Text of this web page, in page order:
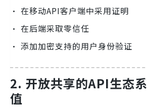
· 在移动API客户端中采用证明
· 在后端采取零信任
· 添加加密支持的用户身份验证
2. 开放共享的API生态
值